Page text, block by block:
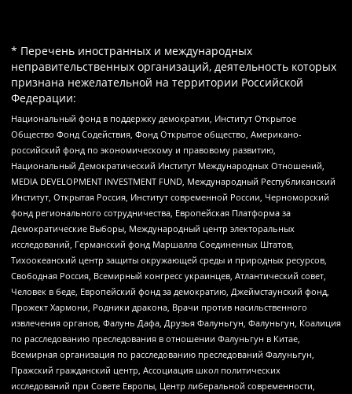
* Перечень иностранных и международных
неправительственных организаций, деятельность которых
признана нежелательной на территории Российской
Федерации:
Национальный фонд в поддержку демократии, Институт Открытое
Общество Фонд Содействия, Фонд Открытое общество, Американо-
российский фонд по экономическому и правовому развитию,
Национальный Демократический Институт Международных Отношений,
MEDIA DEVELOPMENT INVESTMENT FUND, Международный Республиканский
Институт, Открытая Россия, Институт современной России, Черноморский
фонд регионального сотрудничества, Европейская Платформа за
Демократические Выборы, Международный центр электоральных
исследований, Германский фонд Маршалла Соединенных Штатов,
Тихоокеанский центр защиты окружающей среды и природных ресурсов,
Свободная Россия, Всемирный конгресс украинцев, Атлантический совет,
Человек в беде, Европейский фонд за демократию, Джеймстаунский фонд,
Прожект Хармони, Родники дракона, Врачи против насильственного
извлечения органов, Фалунь Дафа, Друзья Фалуньгун, Фалуньгун, Коалиция
по расследованию преследования в отношении Фалуньгун в Китае,
Всемирная организация по расследованию преследований Фалуньгун,
Пражский гражданский центр, Ассоциация школ политических
исследований при Совете Европы, Центр либеральной современности,